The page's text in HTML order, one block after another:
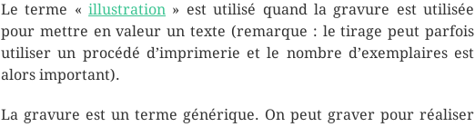
Le terme «illustration » est utilisé quand la gravure est utilisée
pour mettre en valeur un texte (remarque : le tirage peut parfois
utiliser un procédé d’imprimerie et le nombre d’exemplaires est
alors important).
La gravure est un terme générique. On peut graver pour réaliser